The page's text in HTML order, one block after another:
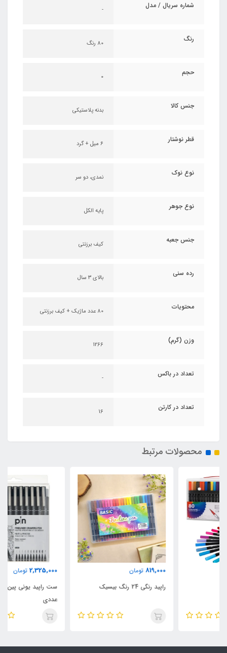
شماره سریال / مدل -
رنگ 80 رنگ
حجم 0
جنس کالا بدنه پلاستیکی
قطر نوشتار ۶ میل + گرد
نوع نوک نمدی، دو سر
نوع جوهر پایه الکل
جنس جعبه کیف برزنتی
رده سنی بالای ۳ سال
محتویات 80 عدد ماژیک + کیف برزنتی
وزن (گرم) 1266
تعداد در باکس -
تعداد در کارتن 16
محصولات مرتبط
ست راپید یونی پین مشکی 12